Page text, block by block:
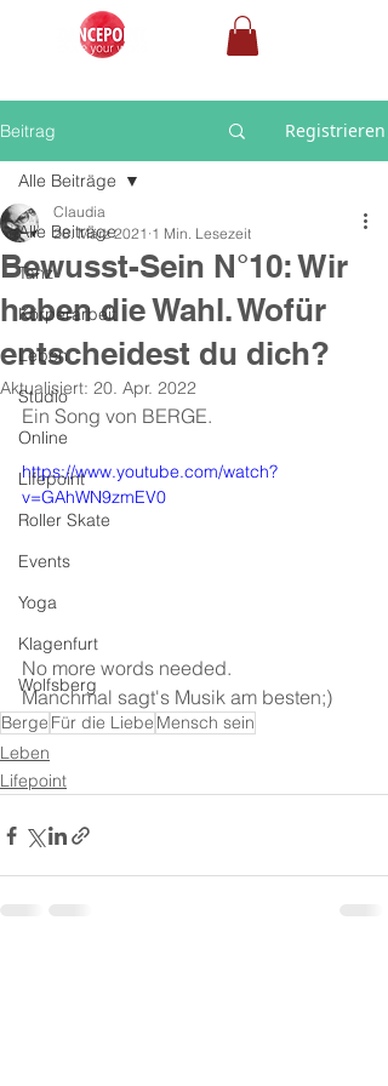
Beitrag Registrieren
Alle Beiträge
Tanz
Körperarbeit
Leben
Studio
Online
Lifepoint
Roller Skate
Events
Yoga
Klagenfurt
Wolfsberg
Alle Beiträge
Bewusst-Sein N°10: Wir
haben die Wahl. Wofür
entscheidest du dich?
Claudia
28. März 2021 1 Min. Lesezeit
Aktualisiert: 20. Apr. 2022
Ein Song von BERGE.
https://www.youtube.com/watch?
v=GAhWN9zmEV0
No more words needed.
Manchmal sagt's Musik am besten;)
Berge Für die Liebe Mensch sein
Leben
Lifepoint